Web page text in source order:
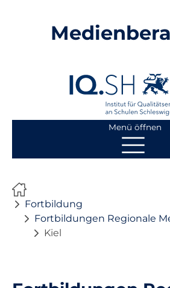
Menü öffnen
Beratung
Fortbildung
Fortbildungen Regionale
Kiel